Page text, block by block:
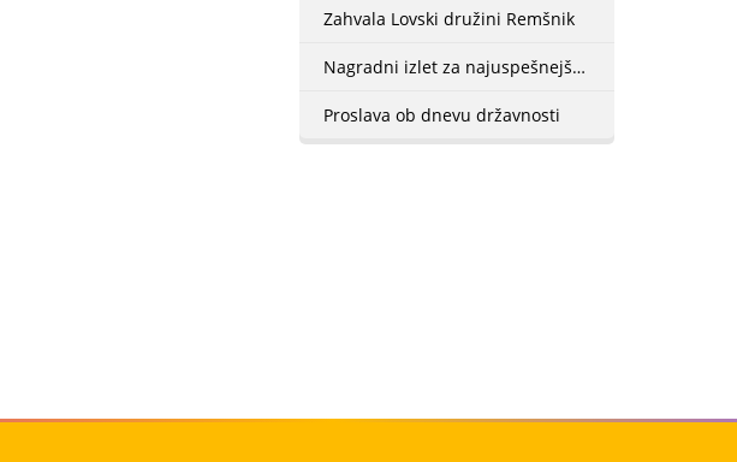
Zahvala Lovski družini Remšnik
Nagradni izlet za najuspešnejše učence
Proslava ob dnevu državnosti